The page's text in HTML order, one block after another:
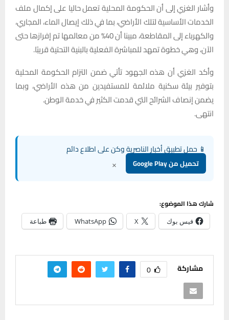
وأشار الغزي إلى أن الحكومة المحلية تعمل حاليا على إكمال ملف
الخدمات الأساسية لتلك الأراضي، بما في ذلك إيصال الماء، المجاري،
والكهرباء إلى المقاطعة، مبينا أن 40% من معالمها تم إفرازها حتى
الآن، وهي خطوة تمهد للمباشرة الفعلية بالبنية التحتية قريبًا.
وأكد الغزي أن هذه الجهود تأتي ضمن التزام الحكومة المحلية
بتوفير بيئة سكنية ملائمة للمستفيدين من هذه الأراضي، وبما
يضمن إنصاف الشرائح التي قدمت الكثير في خدمة الوطن.
انتهى.
📱 حمل تطبيق أخبار الناصرية وكن على اطلاع دائم
تحميل من Google Play ×
شارك هذا الموضوع:
فيس بوك X
WhatsApp طباعة
مشاركة 0